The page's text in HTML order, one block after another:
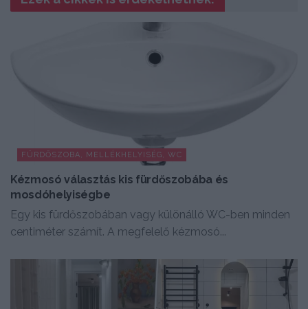
FÜRDŐSZOBA, MELLÉKHELYISÉG, WC
Kézmosó választás kis fürdőszobába és
mosdóhelyiségbe
Egy kis fürdőszobában vagy különálló WC-ben minden
centiméter számít. A megfelelő kézmosó...